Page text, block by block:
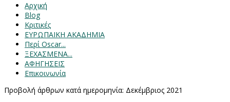
Αρχική
Blog
Κριτικές
ΕΥΡΩΠΑΙΚΗ ΑΚΑΔΗΜΙΑ
Περί Oscar...
ΞΕΧΑΣΜΕΝΑ...
ΑΦΗΓΗΣΕΙΣ
Επικοινωνία
Προβολή άρθρων κατά ημερομηνία: Δεκέμβριος 2021